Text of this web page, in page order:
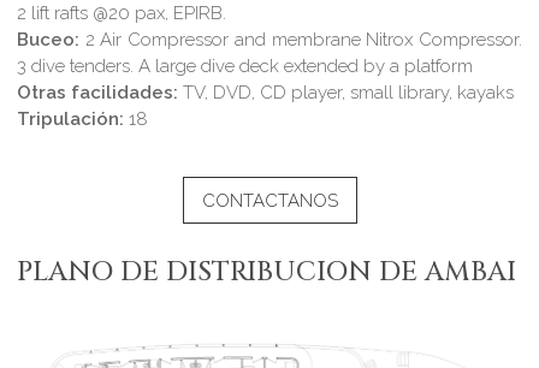
2 lift rafts @20 pax, EPIRB.
Buceo: 2 Air Compressor and membrane Nitrox Compressor.
3 dive tenders. A large dive deck extended by a platform
Otras facilidades: TV, DVD, CD player, small library, kayaks
Tripulación: 18
CONTACTANOS
PLANO DE DISTRIBUCION DE AMBAI